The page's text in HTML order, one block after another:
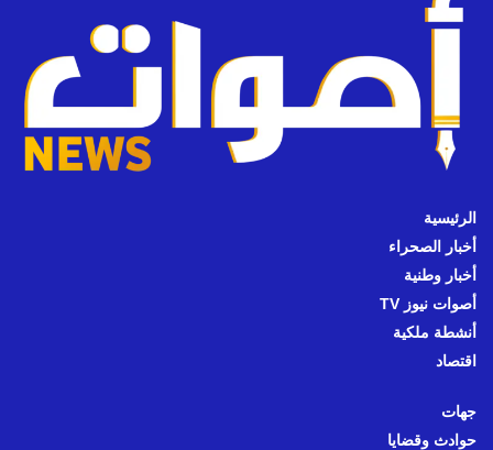
الرئيسية
أخبار الصحراء
أخبار وطنية
أصوات نيوز TV
أنشطة ملكية
اقتصاد
جهات
حوادث وقضايا